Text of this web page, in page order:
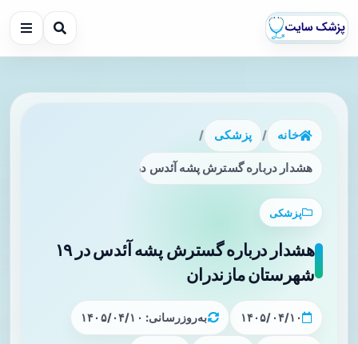
خانه / پزشکی /
هشدار درباره گسترش پشه آئدس در ۱۹ شهرستان مازندران
پزشکی
هشدار درباره گسترش پشه آئدس در ۱۹
شهرستان مازندران
۱۴۰۵/۰۴/۱۰ به‌روزرسانی: ۱۴۰۵/۰۴/۱۰